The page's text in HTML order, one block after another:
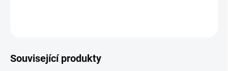
Související produkty